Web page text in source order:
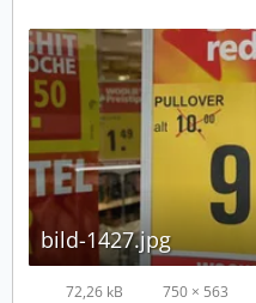
bild-1427.jpg
72,26 kB 750 × 563